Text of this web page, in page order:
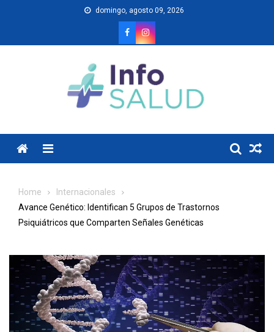
domingo, agosto 09, 2026
Menu
Home
Internacionales
Avance Genético: Identifican 5 Grupos de Trastornos
Psiquiátricos que Comparten Señales Genéticas